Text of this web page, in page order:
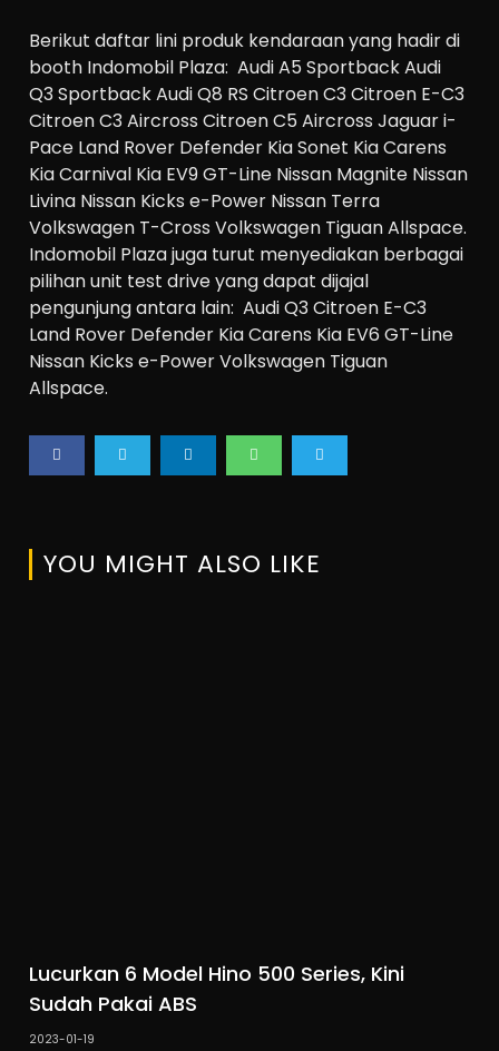
Berikut daftar lini produk kendaraan yang hadir di
booth Indomobil Plaza: Audi A5 Sportback Audi
Q3 Sportback Audi Q8 RS Citroen C3 Citroen E-C3
Citroen C3 Aircross Citroen C5 Aircross Jaguar i-
Pace Land Rover Defender Kia Sonet Kia Carens
Kia Carnival Kia EV9 GT-Line Nissan Magnite Nissan
Livina Nissan Kicks e-Power Nissan Terra
Volkswagen T-Cross Volkswagen Tiguan Allspace.
Indomobil Plaza juga turut menyediakan berbagai
pilihan unit test drive yang dapat dijajal
pengunjung antara lain: Audi Q3 Citroen E-C3
Land Rover Defender Kia Carens Kia EV6 GT-Line
Nissan Kicks e-Power Volkswagen Tiguan
Allspace.
YOU MIGHT ALSO LIKE
Lucurkan 6 Model Hino 500 Series, Kini
Sudah Pakai ABS
2023-01-19